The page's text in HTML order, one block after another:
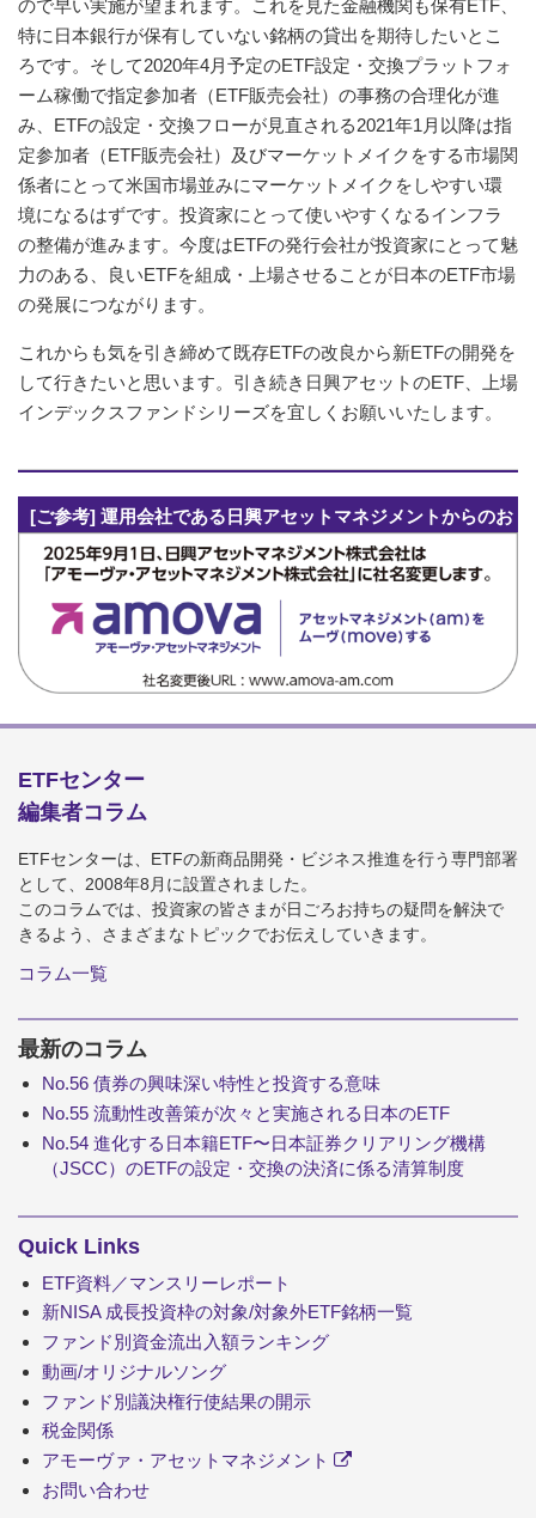
ので早い実施が望まれます。これを見た金融機関も保有ETF、
特に日本銀行が保有していない銘柄の貸出を期待したいとこ
ろです。そして2020年4月予定のETF設定・交換プラットフォ
ーム稼働で指定参加者（ETF販売会社）の事務の合理化が進
み、ETFの設定・交換フローが見直される2021年1月以降は指
定参加者（ETF販売会社）及びマーケットメイクをする市場関
係者にとって米国市場並みにマーケットメイクをしやすい環
境になるはずです。投資家にとって使いやすくなるインフラ
の整備が進みます。今度はETFの発行会社が投資家にとって魅
力のある、良いETFを組成・上場させることが日本のETF市場
の発展につながります。
これからも気を引き締めて既存ETFの改良から新ETFの開発を
して行きたいと思います。引き続き日興アセットのETF、上場
インデックスファンドシリーズを宜しくお願いいたします。
[ご参考] 運用会社である日興アセットマネジメントからのお
知らせ
ETFセンター
編集者コラム
ETFセンターは、ETFの新商品開発・ビジネス推進を行う専門部署
として、2008年8月に設置されました。
このコラムでは、投資家の皆さまが日ごろお持ちの疑問を解決で
きるよう、さまざまなトピックでお伝えしていきます。
コラム一覧
最新のコラム
No.56 債券の興味深い特性と投資する意味
No.55 流動性改善策が次々と実施される日本のETF
No.54 進化する日本籍ETF〜日本証券クリアリング機構
（JSCC）のETFの設定・交換の決済に係る清算制度
Quick Links
ETF資料／マンスリーレポート
新NISA 成長投資枠の対象/対象外ETF銘柄一覧
ファンド別資金流出入額ランキング
動画/オリジナルソング
ファンド別議決権行使結果の開示
税金関係
アモーヴァ・アセットマネジメント
お問い合わせ